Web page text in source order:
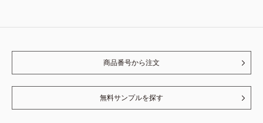
商品番号から注文
無料サンプルを探す